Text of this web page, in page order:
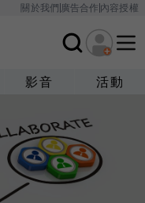
關於我們廣告合作內容授權
影音 活動